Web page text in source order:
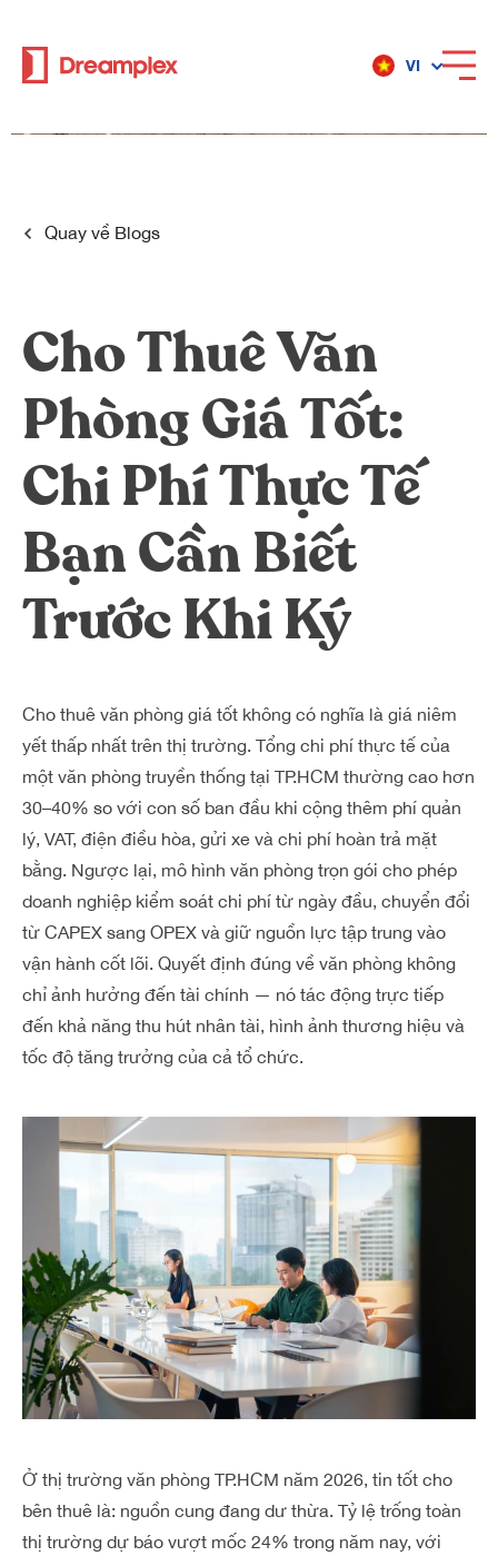
VI
Dịch vụ
Địa điểm
Về Dreamplex
Dreamplex
Dreamplex Private Trần Quốc Toản
Dreamplex Ngô Quang Huy
Dreamplex Trần Quang Khải
Dreamplex Nguyễn Trung Ngạn
Dreamplex Thái Hà
Kết nối
Tuyển dụng
Liên hệ
Referral
Hợp tác
Đầu tư dự án
Môi giới
Quay về Blogs
Cho Thuê Văn
Phòng Giá Tốt:
Chi Phí Thực Tế
Bạn Cần Biết
Trước Khi Ký
Cho thuê văn phòng giá tốt không có nghĩa là giá niêm
yết thấp nhất trên thị trường. Tổng chi phí thực tế của
một văn phòng truyền thống tại TP.HCM thường cao hơn
30–40% so với con số ban đầu khi cộng thêm phí quản
lý, VAT, điện điều hòa, gửi xe và chi phí hoàn trả mặt
bằng. Ngược lại, mô hình văn phòng trọn gói cho phép
doanh nghiệp kiểm soát chi phí từ ngày đầu, chuyển đổi
từ CAPEX sang OPEX và giữ nguồn lực tập trung vào
vận hành cốt lõi. Quyết định đúng về văn phòng không
chỉ ảnh hưởng đến tài chính — nó tác động trực tiếp
đến khả năng thu hút nhân tài, hình ảnh thương hiệu và
tốc độ tăng trưởng của cả tổ chức.
Ở thị trường văn phòng TP.HCM năm 2026, tin tốt cho
bên thuê là: nguồn cung đang dư thừa. Tỷ lệ trống toàn
thị trường dự báo vượt mốc 24% trong năm nay, với